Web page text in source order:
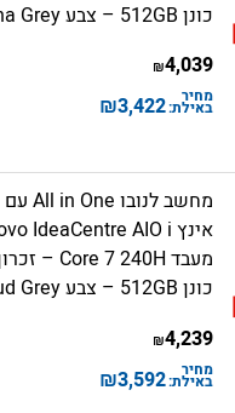
כונן 512GB – צבע Luna Grey
4,039
₪
מחיר
באילת:3,422
₪
כונן 512GB – צבע Cloud Grey
4,239
₪
מחיר
באילת:3,592
₪